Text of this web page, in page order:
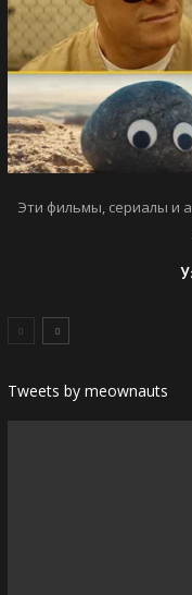
Эти фильмы, сериалы и
Tweets by meownauts